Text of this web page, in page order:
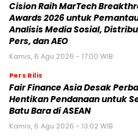
Cision Raih MarTech
Awards 2026 untuk
Analisis Media Sosial,
Pers, dan AEO
Kamis, 6 Agu 2026 - 17:00 WIB
Pers Rilis
Fair Finance Asia Desak
Hentikan Pendanaan untuk
Batu Bara di ASEAN
Kamis, 6 Agu 2026 - 13:02 WIB